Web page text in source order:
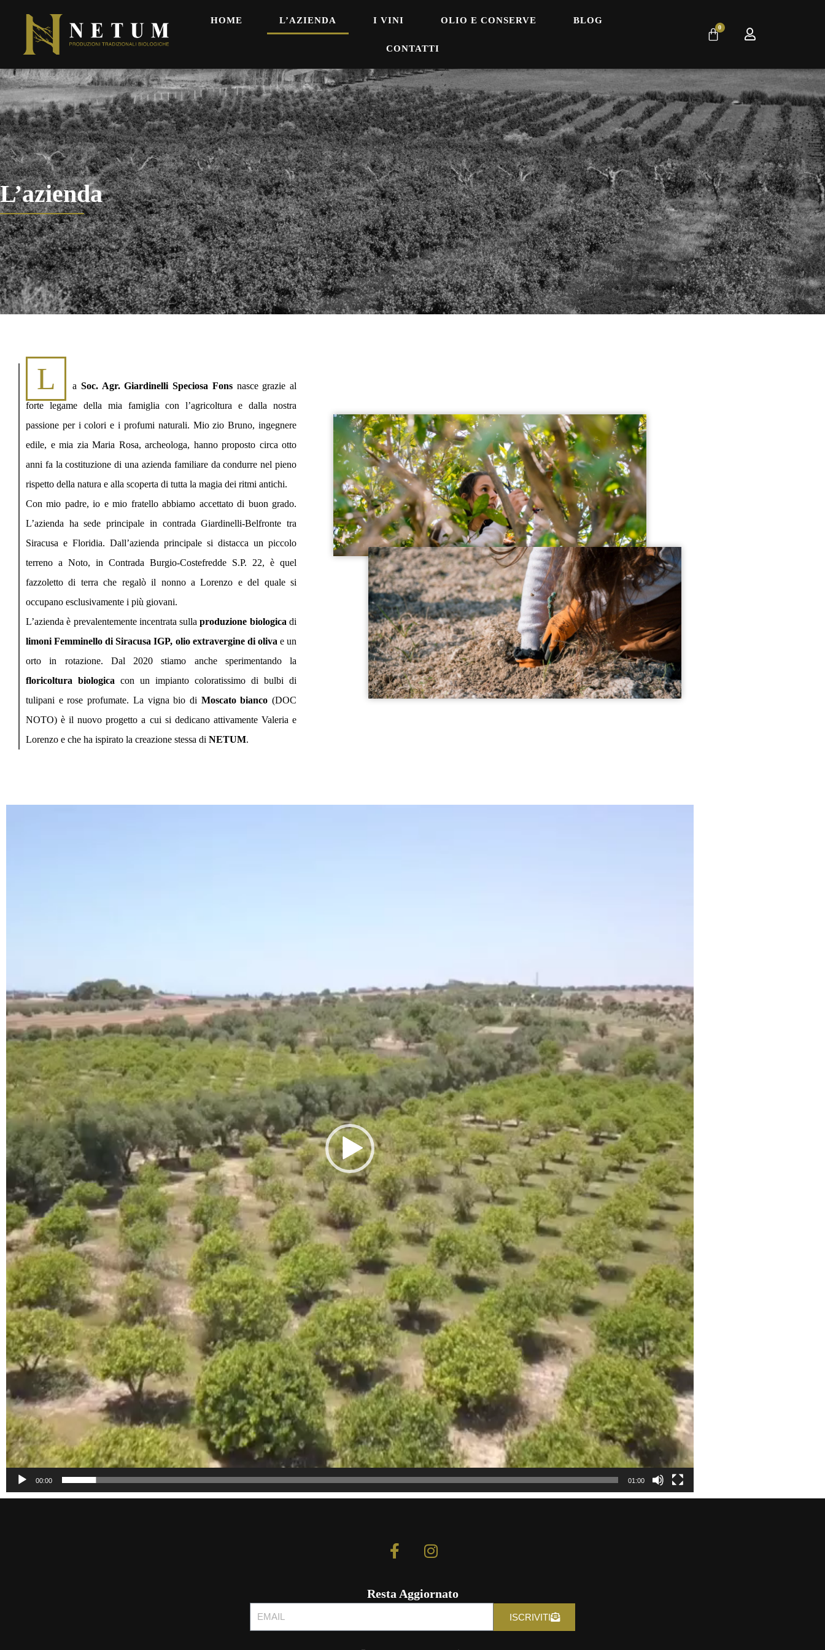
HOME L’AZIENDA I VINI OLIO E CONSERVE BLOG
CONTATTI
0
L’azienda
L a Soc. Agr. Giardinelli Speciosa Fonsnasce grazie al
forte legame della mia famiglia con l’agricoltura e dalla nostra
passione per i colori e i profumi naturali. Mio zio Bruno, ingegnere
edile, e mia zia Maria Rosa, archeologa, hanno proposto circa otto
anni fa la costituzione di una azienda familiare da condurre nel pieno
rispetto della natura e alla scoperta di tutta la magia dei ritmi antichi.
Con mio padre, io e mio fratello abbiamo accettato di buon grado.
L’azienda ha sede principale in contrada Giardinelli-Belfronte tra
Siracusa e Floridia. Dall’azienda principale si distacca un piccolo
terreno a Noto, in Contrada Burgio-Costefredde S.P. 22, è quel
fazzoletto di terra che regalò il nonno a Lorenzo e del quale si
occupano esclusivamente i più giovani.
L’azienda è prevalentemente incentrata sullaproduzione biologica di
limoni Femminello di Siracusa IGP, olio extravergine di oliva e un
orto in rotazione. Dal 2020 stiamo anche sperimentando la
floricoltura biologica con un impianto coloratissimo di bulbi di
tulipani e rose profumate. La vigna bio di Moscato bianco (DOC
NOTO) è il nuovo progetto a cui si dedicano attivamente Valeria e
Lorenzo e che ha ispirato la creazione stessa di NETUM.
00:00 01:00
Resta Aggiornato
ISCRIVITI